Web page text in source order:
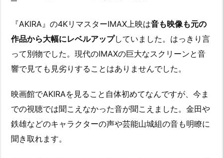
『AKIRA』の4KリマスターIMAX上映は音も映像も元の
作品から大幅にレベルアップしていました。はっきり言
って別物でした。現代のIMAXの巨大なスクリーンと音
響で見ても見劣りすることはありませんでした。
映画館でAKIRAを見ること自体初めてなんですが、今ま
での視聴では聞こえなかった音が聞こえました。金田や
鉄雄などのキャラクターの声や芸能山城組の音も明瞭に
聞き取れます。